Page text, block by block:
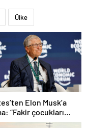
Ülke
Elon Musk’a
“Fakir çocukları